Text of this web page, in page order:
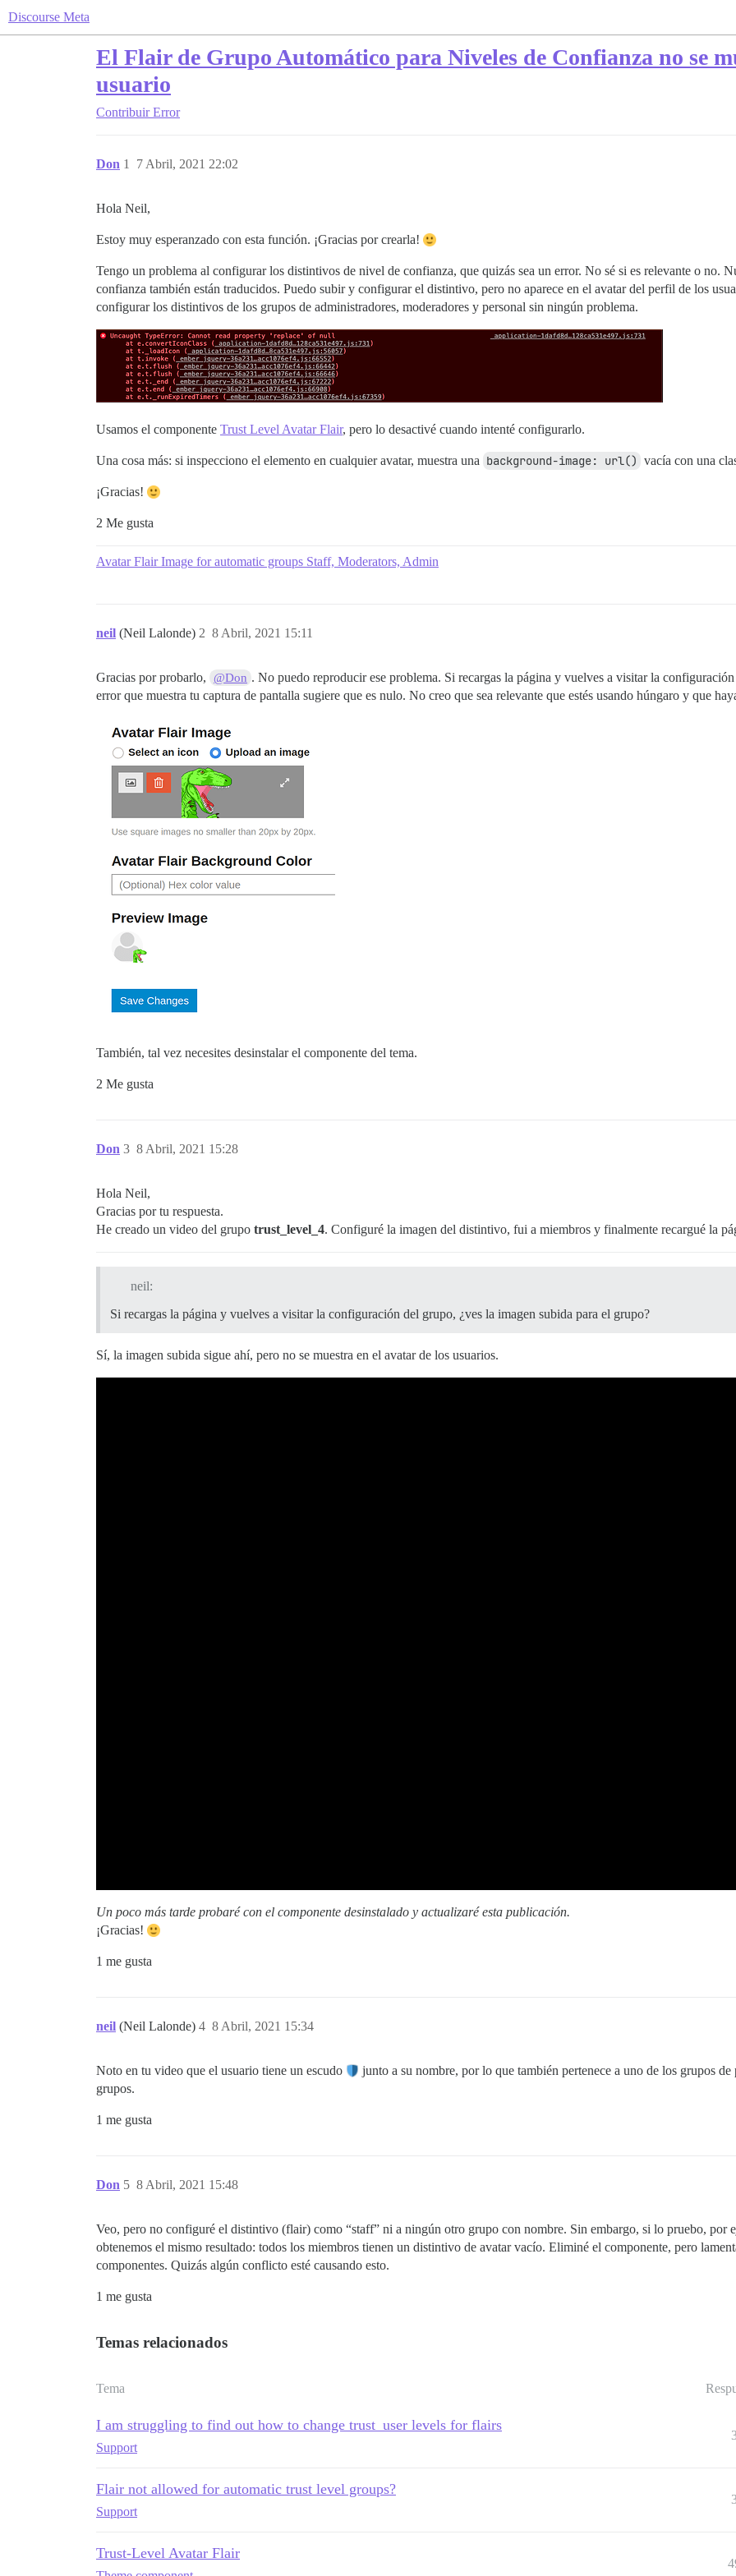
Discourse Meta
El Flair de Grupo Automático para Niveles de Confianza no se
usuario
Contribuir Error
Don 7 Abril, 2021 22:02
1
Hola Neil,
Estoy muy esperanzado con esta función. ¡Gracias por crearla!
Tengo un problema al configurar los distintivos de nivel de confianza, que quizás sea un error. No sé si es relevante o no.
confianza también están traducidos. Puedo subir y configurar el distintivo, pero no aparece en el avatar del perfil de los
configurar los distintivos de los grupos de administradores, moderadores y personal sin ningún problema.
Usamos el componente Trust Level Avatar Flair, pero lo desactivé cuando intenté configurarlo.
Una cosa más: si inspecciono el elemento en cualquier avatar, muestra una background-image: url() vacía con una
¡Gracias!
2 Me gusta
Avatar Flair Image for automatic groups Staff, Moderators, Admin
neil (Neil Lalonde) 8 Abril, 2021 15:11
2
Gracias por probarlo, @Don . No puedo reproducir ese problema. Si recargas la página y vuelves a visitar la
error que muestra tu captura de pantalla sugiere que es nulo. No creo que sea relevante que estés usando húngaro y que
También, tal vez necesites desinstalar el componente del tema.
2 Me gusta
Don 8 Abril, 2021 15:28
3
Hola Neil,
Gracias por tu respuesta.
He creado un video del grupo trust_level_4. Configuré la imagen del distintivo, fui a miembros y finalmente recargué la
neil:
Si recargas la página y vuelves a visitar la configuración del grupo, ¿ves la imagen subida para el grupo?
Sí, la imagen subida sigue ahí, pero no se muestra en el avatar de los usuarios.
Un poco más tarde probaré con el componente desinstalado y actualizaré esta publicación.
¡Gracias!
1 me gusta
neil (Neil Lalonde) 8 Abril, 2021 15:34
4
Noto en tu video que el usuario tiene un escudo
junto a su nombre, por lo que también pertenece a uno de los grupos
grupos.
1 me gusta
Don 8 Abril, 2021 15:48
5
Veo, pero no configuré el distintivo (flair) como “staff” ni a ningún otro grupo con nombre. Sin embargo, si lo pruebo, por
obtenemos el mismo resultado: todos los miembros tienen un distintivo de avatar vacío. Eliminé el componente, pero
componentes. Quizás algún conflicto esté causando esto.
1 me gusta
Temas relacionados
Tema
I am struggling to find out how to change trust_user levels for flairs
Support
Flair not allowed for automatic trust level groups?
Support
Trust-Level Avatar Flair